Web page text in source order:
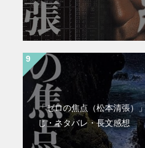
「ゼロの焦点（松本清張）
じ・ネタバレ・長文感想